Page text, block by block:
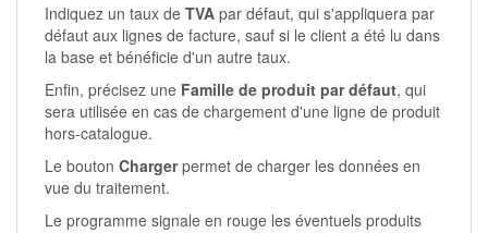
Indiquez un taux de TVA par défaut, qui s'appliquera par
défaut aux lignes de facture, sauf si le client a été lu dans
la base et bénéficie d'un autre taux.
Enfin, précisez une Famille de produit par défaut, qui
sera utilisée en cas de chargement d'une ligne de produit
hors-catalogue.
Le bouton Chargerpermet de charger les données en
vue du traitement.
Le programme signale en rouge les éventuels produits